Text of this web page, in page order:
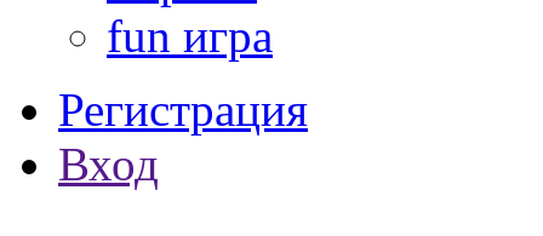
fun игра
Регистрация
Вход